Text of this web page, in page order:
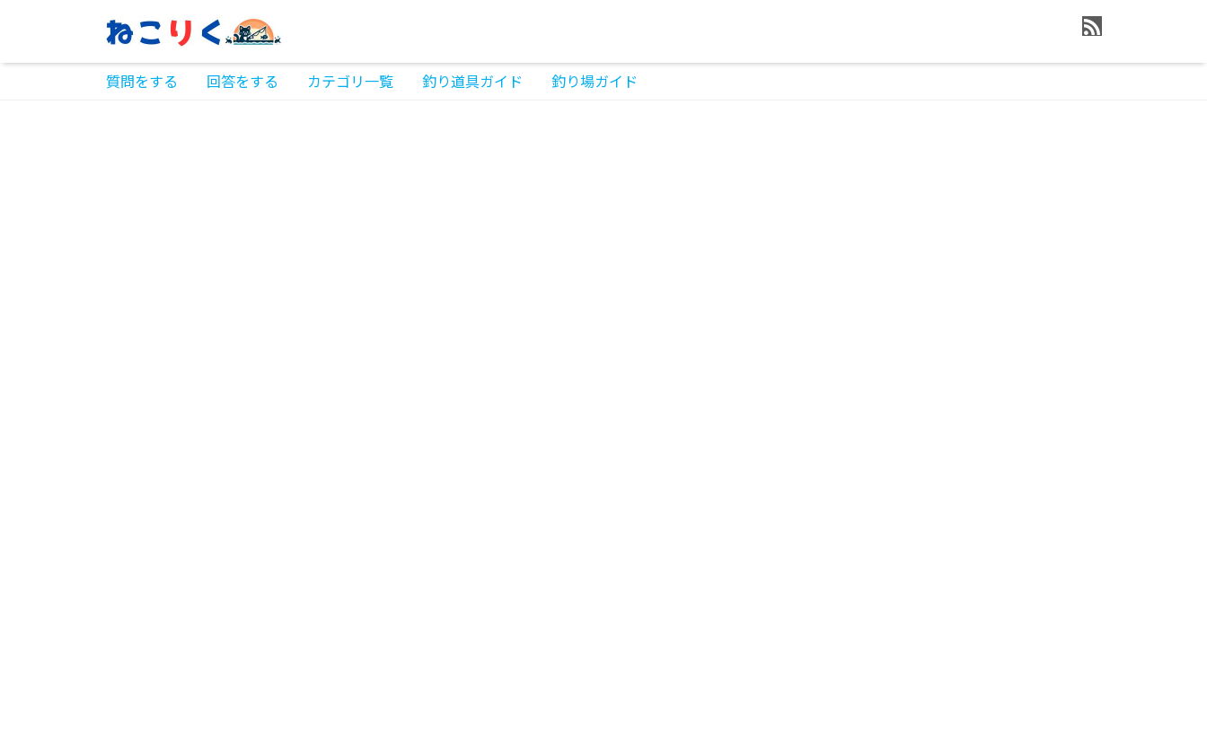
質問をする 回答をする カテゴリ一覧 釣り道具ガイド 釣り場ガイド